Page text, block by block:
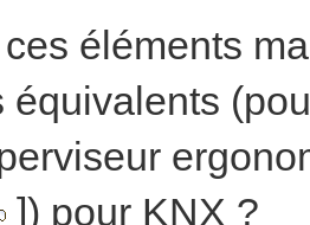
éléments
équivalents
]) pour KNX ?